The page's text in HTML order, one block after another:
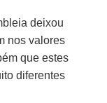
deixou
nos valores
que estes
diferentes